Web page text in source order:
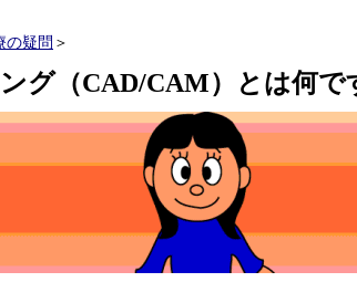
の疑問 ＞
グ（CAD/CAM）とは何で